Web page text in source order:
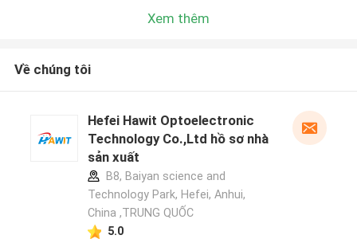
Xem thêm
Về chúng tôi
Hefei Hawit Optoelectronic
Technology Co.,Ltd hồ sơ nhà
sản xuất
B8, Baiyan science and
Technology Park, Hefei, Anhui,
China ,TRUNG QUỐC
5.0